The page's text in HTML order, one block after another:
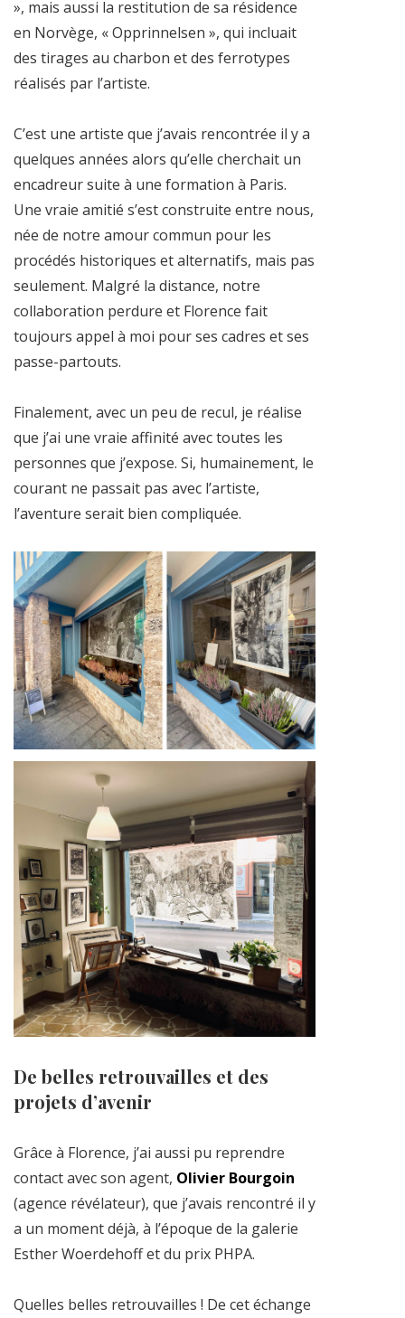
», mais aussi la restitution de sa résidence
en Norvège, « Opprinnelsen », qui incluait
des tirages au charbon et des ferrotypes
réalisés par l’artiste.
C’est une artiste que j’avais rencontrée il y a
quelques années alors qu’elle cherchait un
encadreur suite à une formation à Paris.
Une vraie amitié s’est construite entre nous,
née de notre amour commun pour les
procédés historiques et alternatifs, mais pas
seulement. Malgré la distance, notre
collaboration perdure et Florence fait
toujours appel à moi pour ses cadres et ses
passe-partouts.
Finalement, avec un peu de recul, je réalise
que j’ai une vraie affinité avec toutes les
personnes que j’expose. Si, humainement, le
courant ne passait pas avec l’artiste,
l’aventure serait bien compliquée.
De belles retrouvailles et des
projets d’avenir
Grâce à Florence, j’ai aussi pu reprendre
contact avec son agent, Olivier Bourgoin
(agence révélateur), que j’avais rencontré il y
a un moment déjà, à l’époque de la galerie
Esther Woerdehoff et du prix PHPA.
Quelles belles retrouvailles ! De cet échange